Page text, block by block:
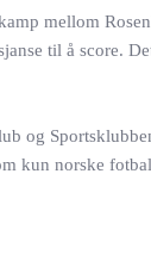
mellom
til å score.
og
kun norske